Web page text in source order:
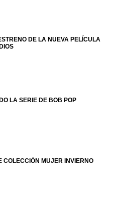
DE LA NUEVA PELÍCULA
LA SERIE DE BOB POP
COLECCIÓN MUJER INVIERNO